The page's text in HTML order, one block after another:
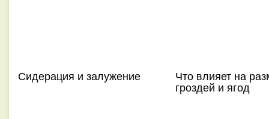
Сидерация и залужение Что влияет на
гроздей и ягод